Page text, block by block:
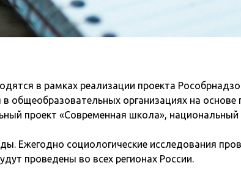
в рамках реализации проекта
общеобразовательных организациях на
проект «Современная школа», национальный
Ежегодно социологические исследования
проведены во всех регионах России.